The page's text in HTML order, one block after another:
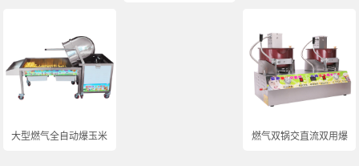
大型燃气全自动爆玉米... 燃气双锅交直流双用爆...